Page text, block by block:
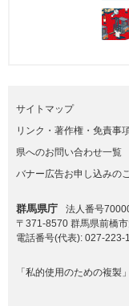
サイトマップ
リンク・著作権・免責事
県へのお問い合わせ一覧
バナー広告お申し込みの
群馬県庁
法人番号
〒371-8570 群馬県前橋
電話番号(代表): 027-223-
「私的使用のための複